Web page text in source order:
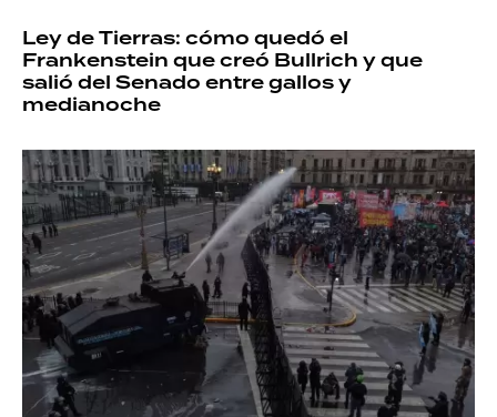
Ley de Tierras: cómo quedó el
Frankenstein que creó Bullrich y que
salió del Senado entre gallos y
medianoche